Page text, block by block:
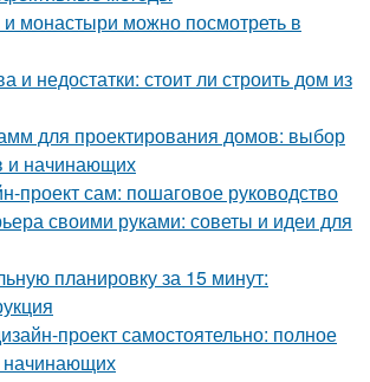
и монастыри можно посмотреть в
и недостатки: стоит ли строить дом из
для проектирования домов: выбор
и начинающих
проект сам: пошаговое руководство
своими руками: советы и идеи для
планировку за 15 минут:
проект самостоятельно: полное
начинающих